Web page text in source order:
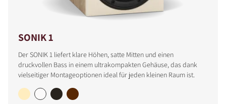
SONIK 1
Der SONIK 1 liefert klare Höhen, satte Mitten und einen
druckvollen Bass in einem ultrakompakten Gehäuse, das dank
vielseitiger Montageoptionen ideal für jeden kleinen Raum ist.